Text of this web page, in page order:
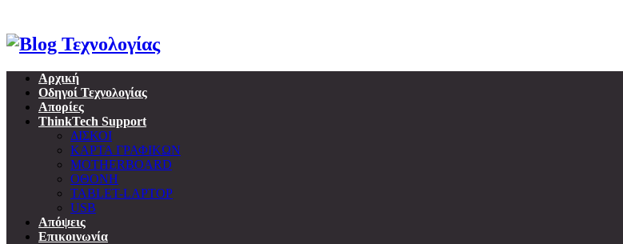
Αρχική
Οδηγοί Τεχνολογίας
Απορίες
ThinkTech Support
ΔΙΣΚΟΙ
ΚΑΡΤΑ ΓΡΑΦΙΚΩΝ
MOTHERBOARD
ΟΘΟΝΗ
TABLET-LAPTOP
USB
Απόψεις
Επικοινωνία